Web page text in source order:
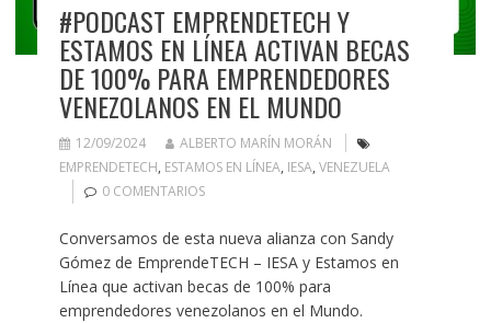
#PODCAST EMPRENDETECH Y
ESTAMOS EN LÍNEA ACTIVAN BECAS
DE 100% PARA EMPRENDEDORES
VENEZOLANOS EN EL MUNDO
12/09/2024
ALBERTO MARÍN MORÁN
EMPRENDETECH, ESTAMOS EN LÍNEA, IESA, VENEZUELA
0 COMENTARIOS
Conversamos de esta nueva alianza con Sandy
Gómez de EmprendeTECH – IESA y Estamos en
Línea que activan becas de 100% para
emprendedores venezolanos en el Mundo.